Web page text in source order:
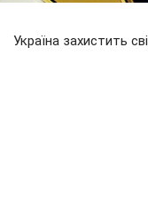
Україна захистить